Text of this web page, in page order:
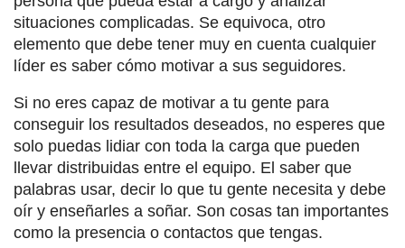
situaciones complicadas. Se equivoca, otro
elemento que debe tener muy en cuenta cualquier
líder es saber cómo motivar a sus seguidores.
Si no eres capaz de motivar a tu gente para
conseguir los resultados deseados, no esperes que
solo puedas lidiar con toda la carga que pueden
llevar distribuidas entre el equipo. El saber que
palabras usar, decir lo que tu gente necesita y debe
oír y enseñarles a soñar. Son cosas tan importantes
como la presencia o contactos que tengas.